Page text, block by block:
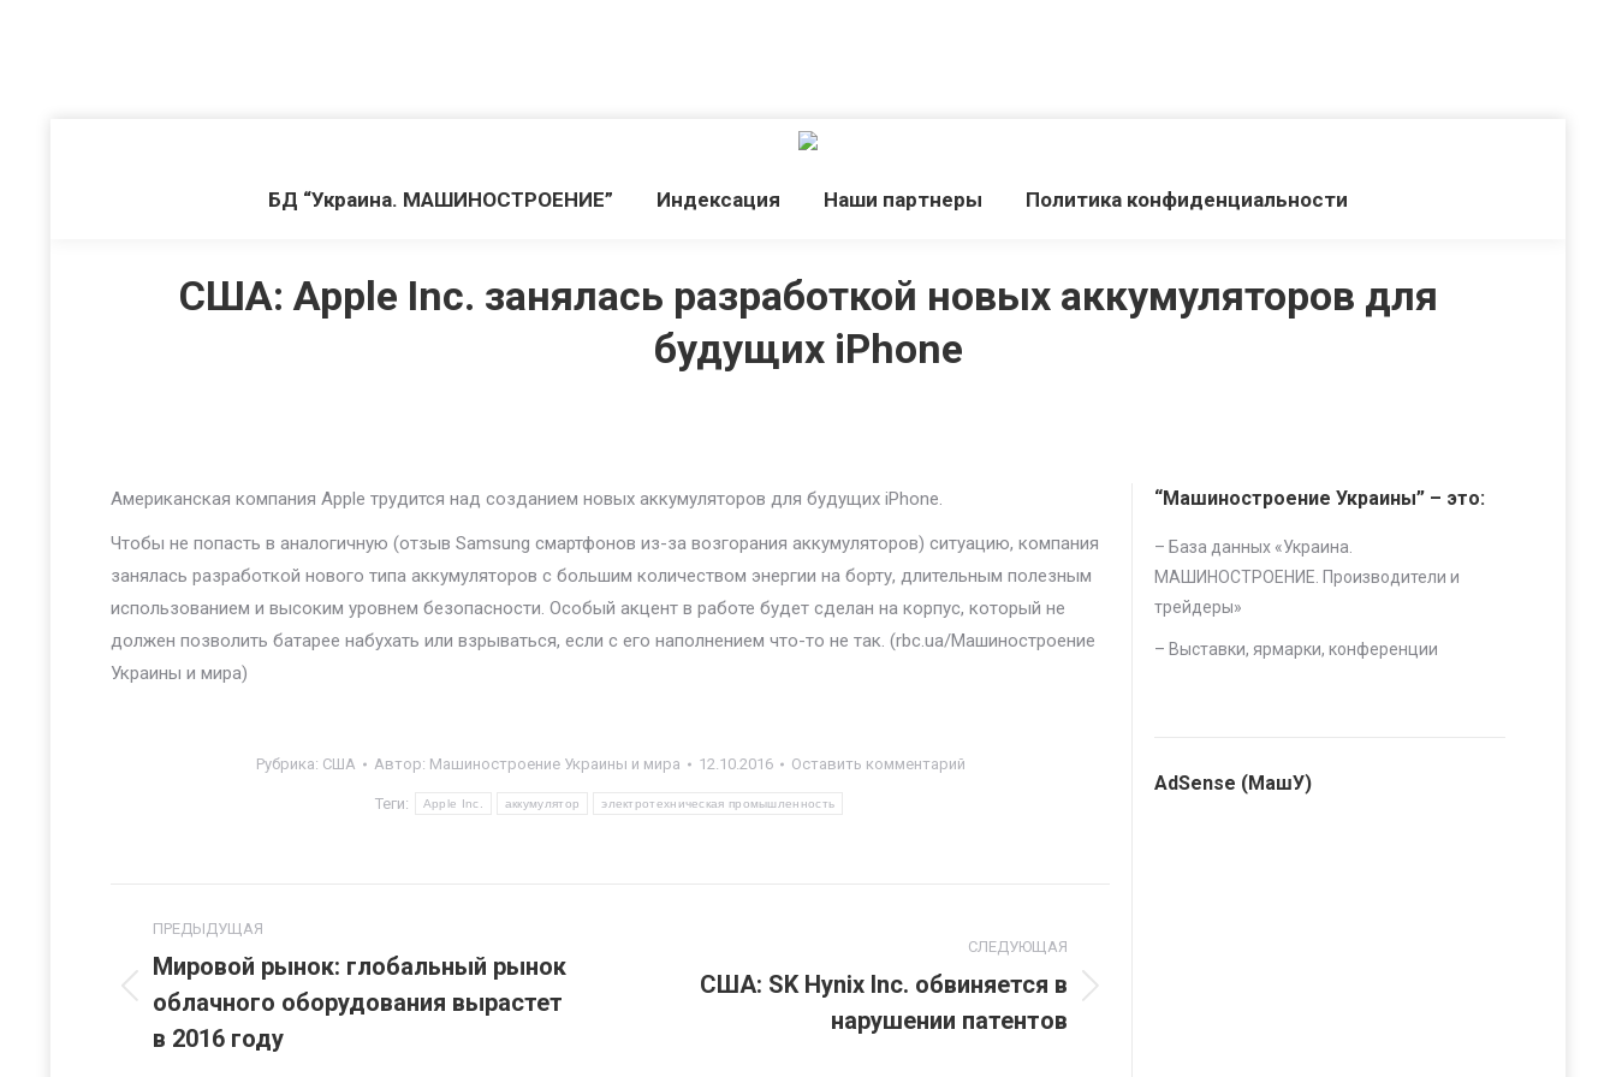
БД “Украина. МАШИНОСТРОЕНИЕ” Индекcация Наши партнеры Политика конфиденциальности
США: Apple Inc. занялась разработкой новых аккумуляторов для
будущих iPhone
Американская компания Apple трудится над созданием новых аккумуляторов для будущих iPhone.
Чтобы не попасть в аналогичную (отзыв Samsung смартфонов из-за возгорания аккумуляторов) ситуацию, компания
занялась разработкой нового типа аккумуляторов с большим количеством энергии на борту, длительным полезным
использованием и высоким уровнем безопасности. Особый акцент в работе будет сделан на корпус, который не
должен позволить батарее набухать или взрываться, если с его наполнением что-то не так. (rbc.ua/Машиностроение
Украины и мира)
Рубрика: США Автор: Машиностроение Украины и мира 12.10.2016 Оставить комментарий
Теги: Apple Inc. аккумулятор электротехническая промышленность
по
записям
ПРЕДЫДУЩАЯ
Предыдущая
запись:
Мировой рынок: глобальный рынок
облачного оборудования вырастет
в 2016 году
СЛЕДУЮЩАЯ
Следующая
США: SK Hynix Inc. обвиняется в
нарушении патентов
“Машиностроение Украины” – это:
– База данных «Украина.
МАШИНОСТРОЕНИЕ. Производители и
трейдеры»
– Выставки, ярмарки, конференции
AdSense (МашУ)